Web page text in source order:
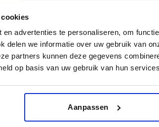
advertenties te personaliseren, om
delen we informatie over uw gebruik van
partners kunnen deze gegevens
op basis van uw gebruik van hun
Aanpassen
90
DE 20 8
DE 33 13
51